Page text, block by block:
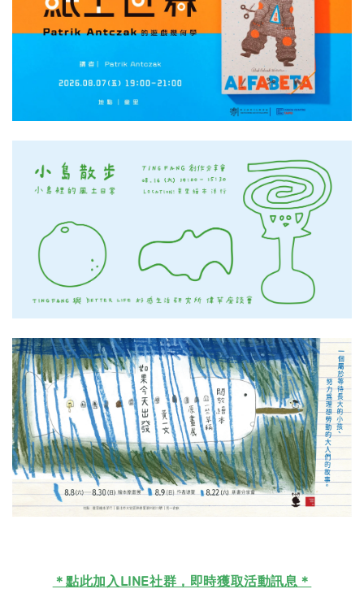
＊點此加入LINE社群，即時獲取活動訊息＊